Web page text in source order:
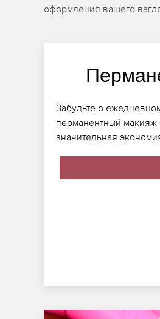
оформления вашего
Забудьте о
перманентный макияж
значительная